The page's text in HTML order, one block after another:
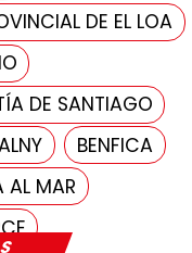
DE EL LOA
DE SANTIAGO
BENFICA
AL MAR